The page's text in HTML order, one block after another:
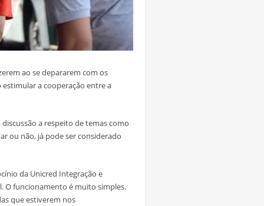
ao se depararem com os
a cooperação entre a
a respeito de temas como
ou não, já pode ser considerado
da Unicred Integração e
O funcionamento é muito simples.
que estiverem nos